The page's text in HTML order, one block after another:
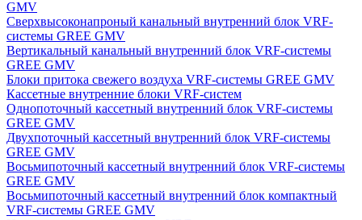
GMV
Сверхвысоконапроный канальный внутренний блок VRF-
системы GREE GMV
Вертикальный канальный внутренний блок VRF-системы
GREE GMV
Блоки притока свежего воздуха VRF-системы GREE GMV
Кассетные внутренние блоки VRF-систем
Однопоточный кассетный внутренний блок VRF-системы
GREE GMV
Двухпоточный кассетный внутренний блок VRF-системы
GREE GMV
Восьмипоточный кассетный внутренний блок VRF-системы
GREE GMV
Восьмипоточный кассетный внутренний блок компактный
VRF-системы GREE GMV